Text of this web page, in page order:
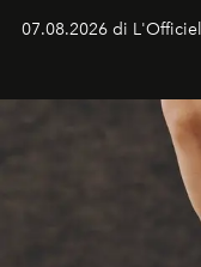
07.08.2026 di